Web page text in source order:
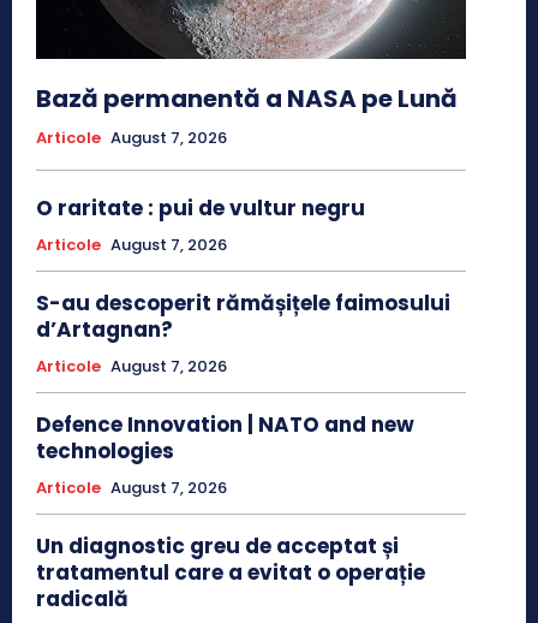
Bază permanentă a NASA pe Lună
Articole August 7, 2026
O raritate : pui de vultur negru
Articole August 7, 2026
S-au descoperit rămășițele faimosului
d’Artagnan?
Articole August 7, 2026
Defence Innovation | NATO and new
technologies
Articole August 7, 2026
Un diagnostic greu de acceptat și
tratamentul care a evitat o operație
radicală